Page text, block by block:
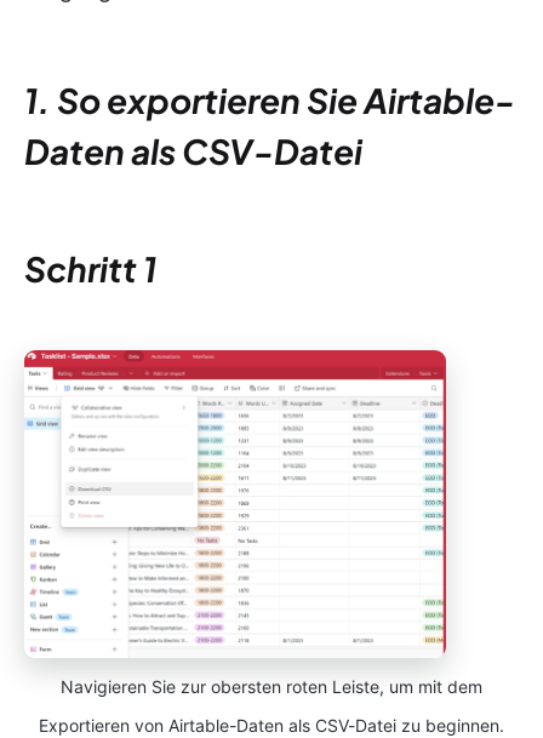
1. So exportieren Sie Airtable-
Daten als CSV-Datei
Schritt 1
Navigieren Sie zur obersten roten Leiste, um mit dem
Exportieren von Airtable-Daten als CSV-Datei zu beginnen.